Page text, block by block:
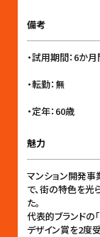
備考
・試用期間：6か
・転勤：無
・定年：60歳
魅力
マンション開発事
で、街の特色を光
た。
代表的ブランドの
デザイン賞を2度